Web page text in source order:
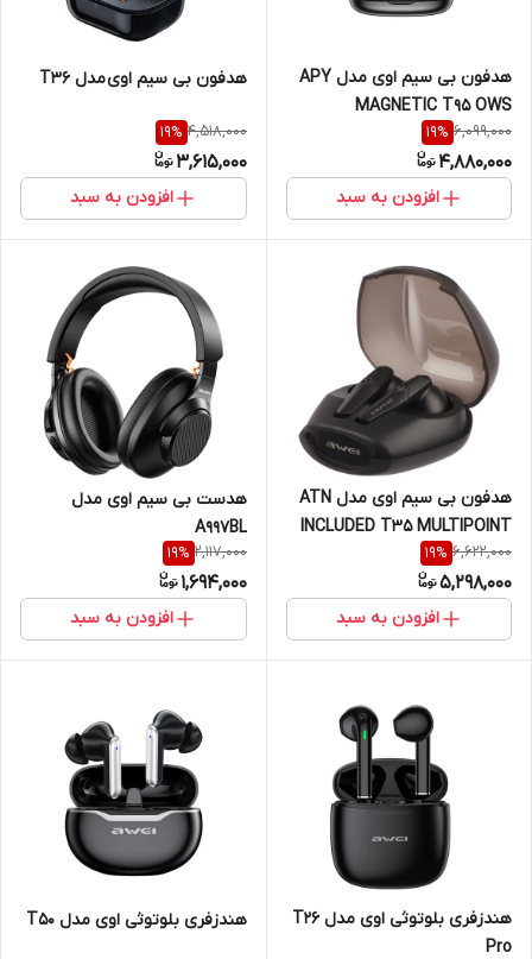
هدفون بی سیم اوی مدل APY
MAGNETIC T95 OWS
6,099,000
19%
4,880,000
افزودن به سبد
هدفون بی سیم اوی مدل T36
4,518,000
19%
3,615,000
افزودن به سبد
هدفون بی سیم اوی مدل ATN
INCLUDED T35 MULTIPOINT
6,622,000
19%
5,298,000
افزودن به سبد
هدست بی سیم اوی مدل
A997BL
2,117,000
19%
1,694,000
افزودن به سبد
هندزفری بلوتوثی اوی مدل T26
Pro
هندزفری بلوتوثی اوی مدل T50